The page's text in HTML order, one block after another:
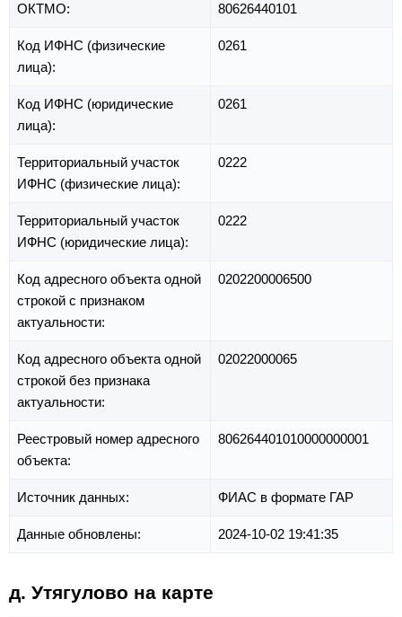
ОКТМО: 80626440101
Код ИФНС (физические
лица):
0261
Код ИФНС (юридические
лица):
0261
Территориальный участок
ИФНС (физические лица):
0222
Территориальный участок
ИФНС (юридические лица):
0222
Код адресного объекта одной
строкой с признаком
актуальности:
0202200006500
Код адресного объекта одной
строкой без признака
актуальности:
02022000065
Реестровый номер адресного
объекта:
806264401010000000001
Источник данных: ФИАС в формате ГАР
Данные обновлены: 2024-10-02 19:41:35
д. Утягулово на карте